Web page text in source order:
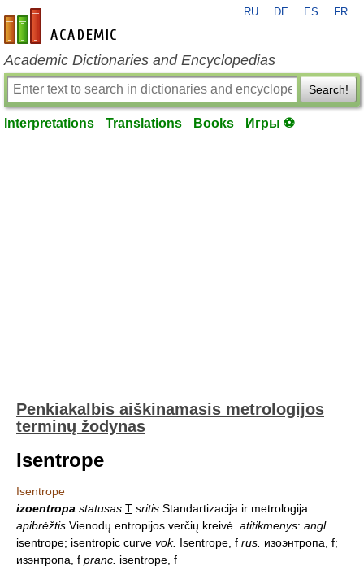
en-academic.com
RU DE ES FR
Academic Dictionaries and Encyclopedias
Search!
Interpretations Translations Books Игры ⚽
Penkiakalbis aiškinamasis metrologijos
terminų žodynas
Isentrope
Isentrope
izoentropa statusas T sritis Standartizacija ir metrologija
apibrėžtis Vienodų entropijos verčių kreivė. atitikmenys: angl.
isentrope; isentropic curve vok. Isentrope, f rus. изоэнтропа, f;
изэнтропа, f pranc. isentrope, f